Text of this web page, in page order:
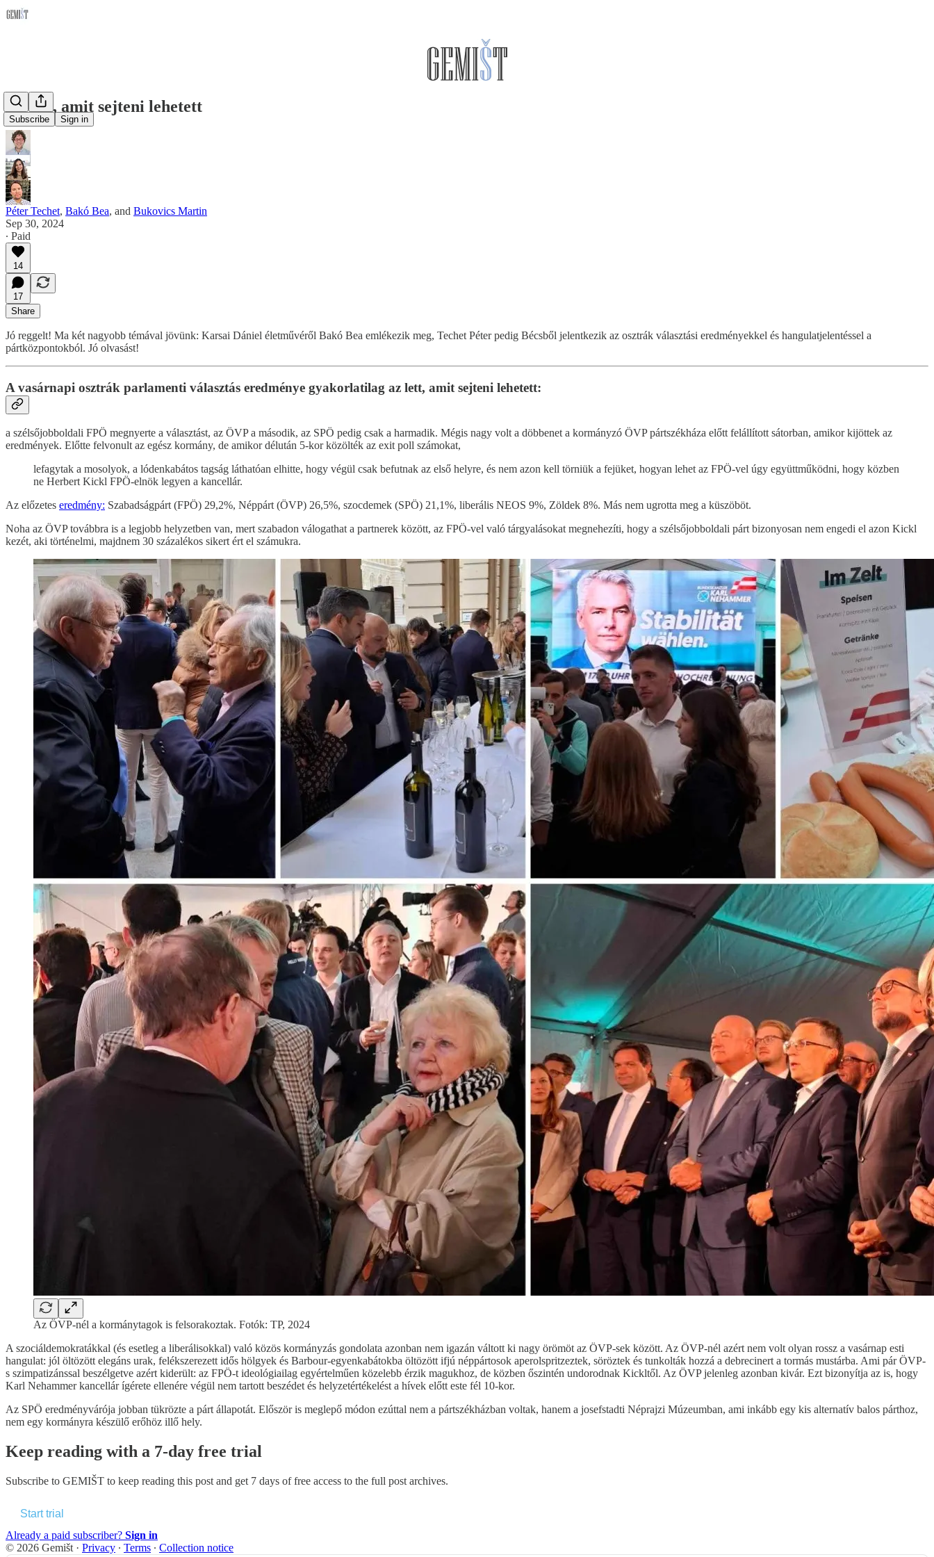
Subscribe Sign in
Az lett, amit sejteni lehetett
Péter Techet, Bakó Bea, and Bukovics Martin
Sep 30, 2024
∙ Paid
14
17
Share
Jó reggelt! Ma két nagyobb témával jövünk: Karsai Dániel életművéről Bakó Bea emlékezik meg, Techet Péter pedig Bécsből jelentkezik az osztrák választási eredményekkel és hangulatjelentéssel a
pártközpontokból. Jó olvasást!
A vasárnapi osztrák parlamenti választás eredménye gyakorlatilag az lett, amit sejteni lehetett:
a szélsőjobboldali FPÖ megnyerte a választást, az ÖVP a második, az SPÖ pedig csak a harmadik. Mégis nagy volt a döbbenet a kormányzó ÖVP pártszékháza előtt felállított sátorban, amikor kijöttek az
eredmények. Előtte felvonult az egész kormány, de amikor délután 5-kor közölték az exit poll számokat,
lefagytak a mosolyok, a lódenkabátos tagság láthatóan elhitte, hogy végül csak befutnak az első helyre, és nem azon kell törniük a fejüket, hogyan lehet az FPÖ-vel úgy együttműködni, hogy közben
ne Herbert Kickl FPÖ-elnök legyen a kancellár.
Az előzetes eredmény: Szabadságpárt (FPÖ) 29,2%, Néppárt (ÖVP) 26,5%, szocdemek (SPÖ) 21,1%, liberális NEOS 9%, Zöldek 8%. Más nem ugrotta meg a küszöböt.
Noha az ÖVP továbbra is a legjobb helyzetben van, mert szabadon válogathat a partnerek között, az FPÖ-vel való tárgyalásokat megnehezíti, hogy a szélsőjobboldali párt bizonyosan nem engedi el azon Kickl
kezét, aki történelmi, majdnem 30 százalékos sikert ért el számukra.
Az ÖVP-nél a kormánytagok is felsorakoztak. Fotók: TP, 2024
A szociáldemokratákkal (és esetleg a liberálisokkal) való közös kormányzás gondolata azonban nem igazán váltott ki nagy örömöt az ÖVP-sek között. Az ÖVP-nél azért nem volt olyan rossz a vasárnap esti
hangulat: jól öltözött elegáns urak, felékszerezett idős hölgyek és Barbour-egyenkabátokba öltözött ifjú néppártosok aperolspritzeztek, söröztek és tunkolták hozzá a debrecinert a tormás mustárba. Ami pár ÖVP-
s szimpatizánssal beszélgetve azért kiderült: az FPÖ-t ideológiailag egyértelműen közelebb érzik magukhoz, de közben őszintén undorodnak Kickltől. Az ÖVP jelenleg azonban kivár. Ezt bizonyítja az is, hogy
Karl Nehammer kancellár ígérete ellenére végül nem tartott beszédet és helyzetértékelést a hívek előtt este fél 10-kor.
Az SPÖ eredményvárója jobban tükrözte a párt állapotát. Először is meglepő módon ezúttal nem a pártszékházban voltak, hanem a josefstadti Néprajzi Múzeumban, ami inkább egy kis alternatív balos párthoz,
nem egy kormányra készülő erőhöz illő hely.
Keep reading with a 7-day free trial
Subscribe to GEMIŠT to keep reading this post and get 7 days of free access to the full post archives.
Start trial
Already a paid subscriber? Sign in
© 2026 Gemišt · Privacy ∙ Terms ∙ Collection notice